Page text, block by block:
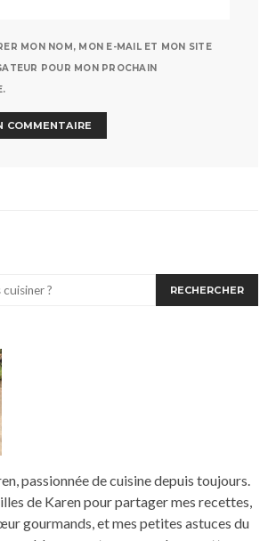
MON NOM, MON E-MAIL ET MON SITE
POUR MON PROCHAIN
RECHERCHER
passionnée de cuisine depuis toujours.
de Karen pour partager mes recettes,
gourmands, et mes petites astuces du